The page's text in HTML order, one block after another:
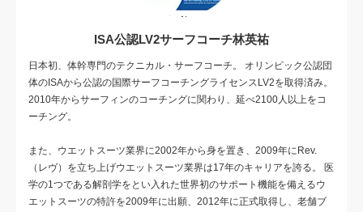
ISA公認LV2サーフコーチ林英祐
日本初、体幹専門のテクニカル・サーフコーチ。 オリンピック公認団
体のISAから公認の国際サーフコーチングライセンスLV2を取得済み。
2010年からサーフィンのコーチングに関わり、延べ2100人以上をコ
ーチング。
また、ウエットスーツ業界に2002年から身を置き、2009年にRev.
（レヴ）を立ち上げウエットスーツ業界は17年のキャリアを誇る。 医
学の1つである解剖学をとい入れた世界初のサポート機能を備えるウ
エットスーツの特許を2009年に出願、2012年に正式取得し、老舗ブ